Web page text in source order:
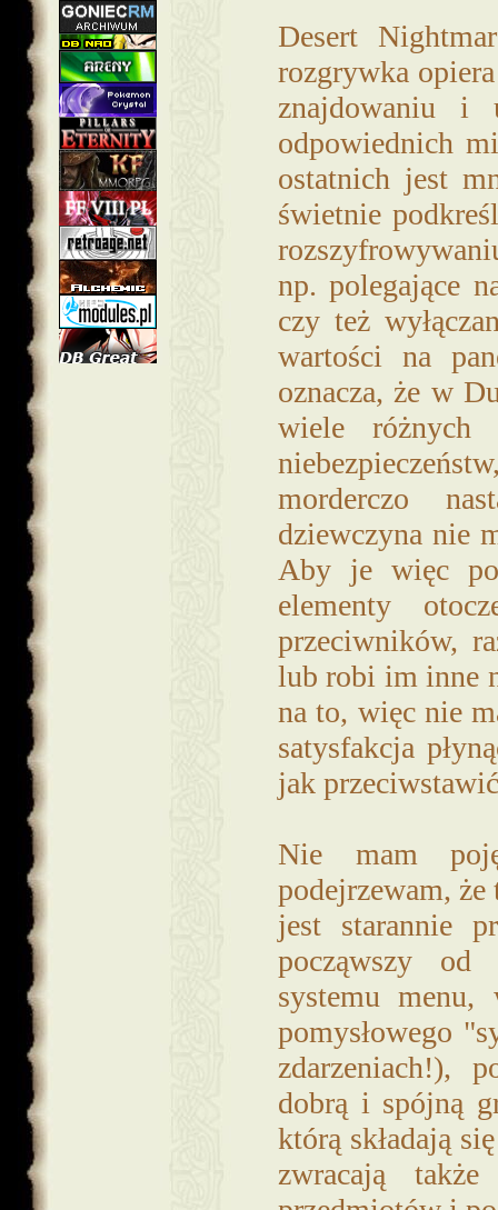
Desert
rozgrywka
znajdowaniu i
odpowiednich
ostatnich jest
świetnie
np. polegające
czy też
wartości na
oznacza, że w
wiele różnych
morderczo
dziewczyna nie
Aby je więc
elementy
przeciwników,
lub robi im inne
na to, więc nie
satysfakcja
jak
Nie mam
podejrzewam, że
jest starannie
począwszy od
systemu
pomysłowego
zdarzeniach!),
dobrą i spójną
którą składają
zwracają